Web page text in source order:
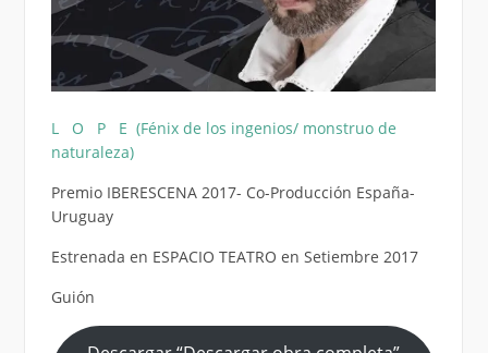
L O P E (Fénix de los ingenios/ monstruo de
naturaleza)
Premio IBERESCENA 2017- Co-Producción España-
Uruguay
Estrenada en ESPACIO TEATRO en Setiembre 2017
Guión